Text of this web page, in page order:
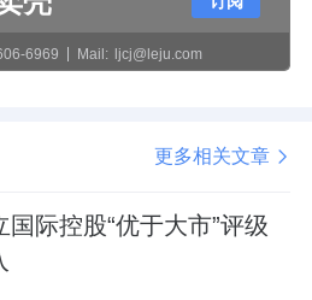
信托公司投向权益市场的
6969 Mail: ljcj@leju.com
更多相关文章
际控股“优于大市”评级